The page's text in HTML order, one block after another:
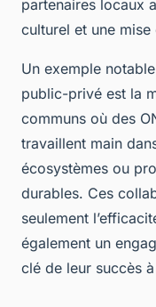
partenaires locaux
culturel et une
Un exemple
public-privé est la
communs où des
travaillent main
écosystèmes ou
durables. Ces
seulement
également un
clé de leur succès